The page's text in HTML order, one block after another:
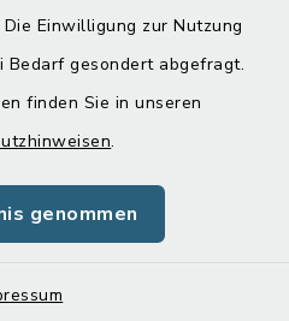
Einwilligung zur Nutzung
gesondert abgefragt.
finden Sie in unseren
.
genommen